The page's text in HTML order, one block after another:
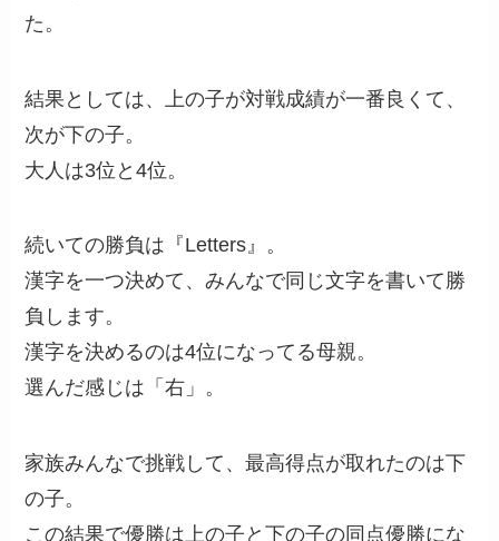
た。
結果としては、上の子が対戦成績が一番良くて、
次が下の子。
大人は3位と4位。
続いての勝負は『Letters』。
漢字を一つ決めて、みんなで同じ文字を書いて勝
負します。
漢字を決めるのは4位になってる母親。
選んだ感じは「右」。
家族みんなで挑戦して、最高得点が取れたのは下
の子。
この結果で優勝は上の子と下の子の同点優勝にな